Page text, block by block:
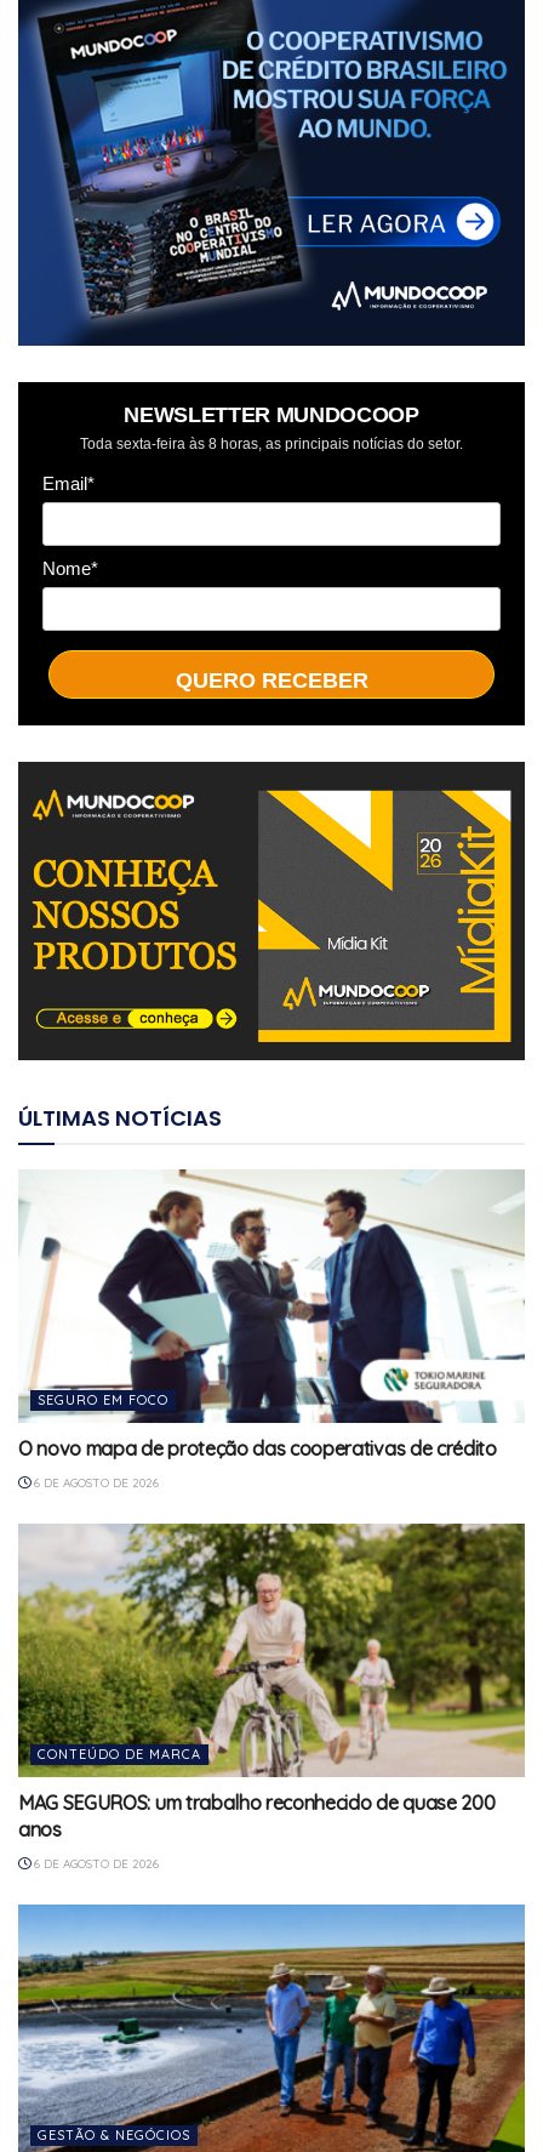
NEWSLETTER MUNDOCOOP
Toda sexta-feira às 8 horas, as principais notícias do setor.
Email*
Nome*
QUERO RECEBER
ÚLTIMAS NOTÍCIAS
SEGURO EM FOCO
O novo mapa de proteção das cooperativas de crédito
6 DE AGOSTO DE 2026
CONTEÚDO DE MARCA
MAG SEGUROS: um trabalho reconhecido de quase 200
anos
6 DE AGOSTO DE 2026
GESTÃO & NEGÓCIOS